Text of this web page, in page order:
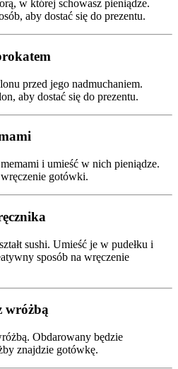
w której schowasz pieniądze.
aby dostać się do prezentu.
przed jego nadmuchaniem.
aby dostać się do prezentu.
i umieść w nich pieniądze.
gotówki.
sushi. Umieść je w pudełku i
sposób na wręczenie
wróżbą
Obdarowany będzie
znajdzie gotówkę.